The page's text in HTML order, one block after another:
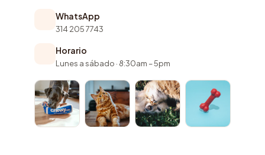
WhatsApp
314 205 7743
Horario
Lunes a sábado · 8:30am – 5pm